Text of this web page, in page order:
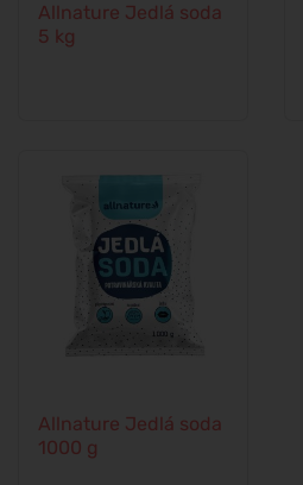
Allnature Jedlá soda
5 kg
Allnature Jedlá soda
1000 g